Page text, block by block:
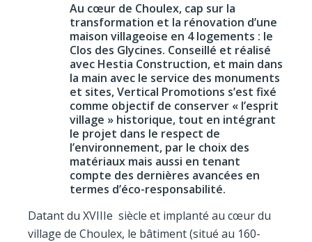
Au cœur de Choulex, cap sur la
transformation et la rénovation d’une
maison villageoise en 4 logements : le
Clos des Glycines. Conseillé et réalisé
avec Hestia Construction, et main dans
la main avec le service des monuments
et sites, Vertical Promotions s’est fixé
comme objectif de conserver « l’esprit
village » historique, tout en intégrant
le projet dans le respect de
l’environnement, par le choix des
matériaux mais aussi en tenant
compte des dernières avancées en
termes d’éco-responsabilité.
Datant du XVIIIe siècle et implanté au cœur du
village de Choulex, le bâtiment (situé au 160-